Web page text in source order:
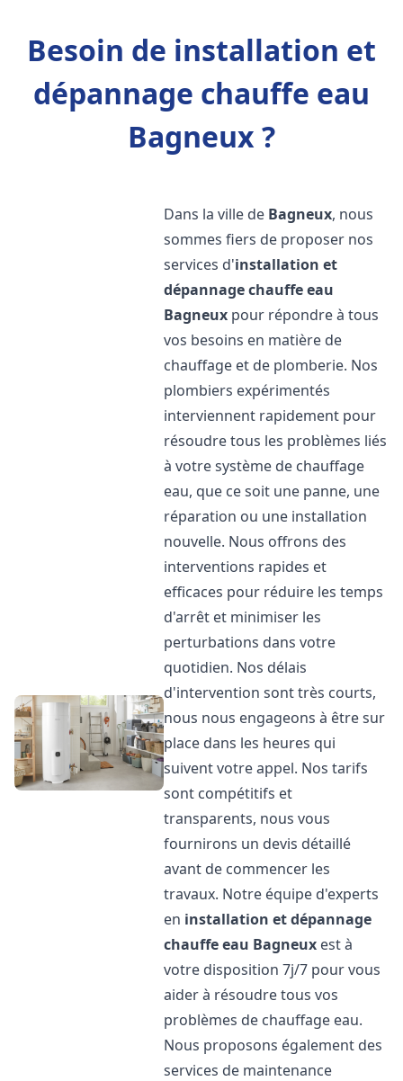
Besoin de installation et
dépannage chauffe eau
Bagneux ?
Dans la ville de Bagneux, nous
sommes fiers de proposer nos
services d'installation et
dépannage chauffe eau
Bagneux pour répondre à tous
vos besoins en matière de
chauffage et de plomberie. Nos
plombiers expérimentés
interviennent rapidement pour
résoudre tous les problèmes liés
à votre système de chauffage
eau, que ce soit une panne, une
réparation ou une installation
nouvelle. Nous offrons des
interventions rapides et
efficaces pour réduire les temps
d'arrêt et minimiser les
perturbations dans votre
quotidien. Nos délais
d'intervention sont très courts,
nous nous engageons à être sur
place dans les heures qui
suivent votre appel. Nos tarifs
sont compétitifs et
transparents, nous vous
fournirons un devis détaillé
avant de commencer les
travaux. Notre équipe d'experts
en installation et dépannage
chauffe eau Bagneux est à
votre disposition 7j/7 pour vous
aider à résoudre tous vos
problèmes de chauffage eau.
Nous proposons également des
services de maintenance